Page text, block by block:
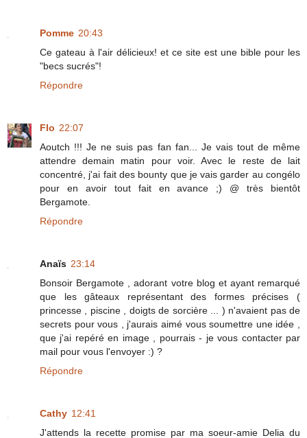
Pomme 20:43
Ce gateau à l'air délicieux! et ce site est une bible pour les
"becs sucrés"!
Répondre
Flo 22:07
Aoutch !!! Je ne suis pas fan fan... Je vais tout de même
attendre demain matin pour voir. Avec le reste de lait
concentré, j'ai fait des bounty que je vais garder au congélo
pour en avoir tout fait en avance ;) @ très bientôt
Bergamote.
Répondre
Anaïs 23:14
Bonsoir Bergamote , adorant votre blog et ayant remarqué
que les gâteaux représentant des formes précises (
princesse , piscine , doigts de sorcière ... ) n'avaient pas de
secrets pour vous , j'aurais aimé vous soumettre une idée ,
que j'ai repéré en image , pourrais - je vous contacter par
mail pour vous l'envoyer :) ?
Répondre
Cathy 12:41
J'attends la recette promise par ma soeur-amie Delia du